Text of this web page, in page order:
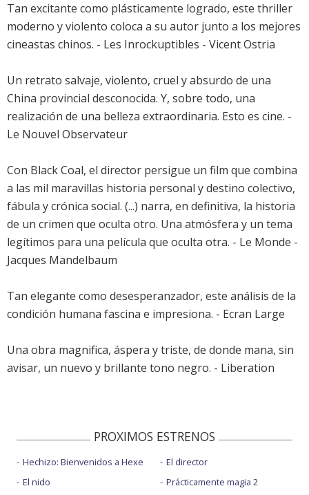
Tan excitante como plásticamente logrado, este thriller
moderno y violento coloca a su autor junto a los mejores
cineastas chinos. - Les Inrockuptibles - Vicent Ostria
Un retrato salvaje, violento, cruel y absurdo de una
China provincial desconocida. Y, sobre todo, una
realización de una belleza extraordinaria. Esto es cine. -
Le Nouvel Observateur
Con Black Coal, el director persigue un film que combina
a las mil maravillas historia personal y destino colectivo,
fábula y crónica social. (...) narra, en definitiva, la historia
de un crimen que oculta otro. Una atmósfera y un tema
legítimos para una película que oculta otra. - Le Monde -
Jacques Mandelbaum
Tan elegante como desesperanzador, este análisis de la
condición humana fascina e impresiona. - Ecran Large
Una obra magnifica, áspera y triste, de donde mana, sin
avisar, un nuevo y brillante tono negro. - Liberation
PROXIMOS ESTRENOS
Hechizo: Bienvenidos a Hexe
El nido
El director
Prácticamente magia 2